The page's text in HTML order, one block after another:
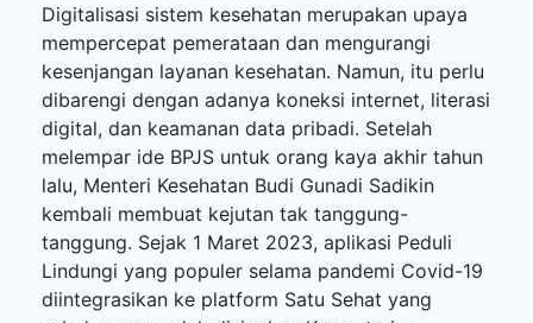
Digitalisasi sistem kesehatan merupakan upaya
mempercepat pemerataan dan mengurangi
kesenjangan layanan kesehatan. Namun, itu perlu
dibarengi dengan adanya koneksi internet, literasi
digital, dan keamanan data pribadi. Setelah
melempar ide BPJS untuk orang kaya akhir tahun
lalu, Menteri Kesehatan Budi Gunadi Sadikin
kembali membuat kejutan tak tanggung-
tanggung. Sejak 1 Maret 2023, aplikasi Peduli
Lindungi yang populer selama pandemi Covid-19
diintegrasikan ke platform Satu Sehat yang